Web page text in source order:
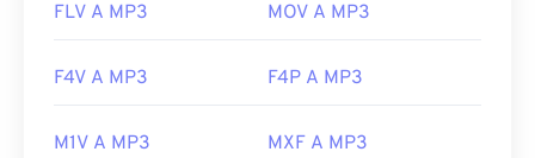
FLV A MP3 MOV A MP3
F4V A MP3 F4P A MP3
M1V A MP3 MXF A MP3